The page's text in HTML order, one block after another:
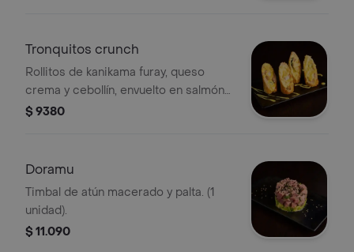
Tronquitos crunch
Rollitos de kanikama furay, queso
crema y cebollín, envuelto en salmón
furay y bañado en salsa haze. (4
$ 9380
Doramu
Timbal de atún macerado y palta. (1
unidad).
$ 11.090